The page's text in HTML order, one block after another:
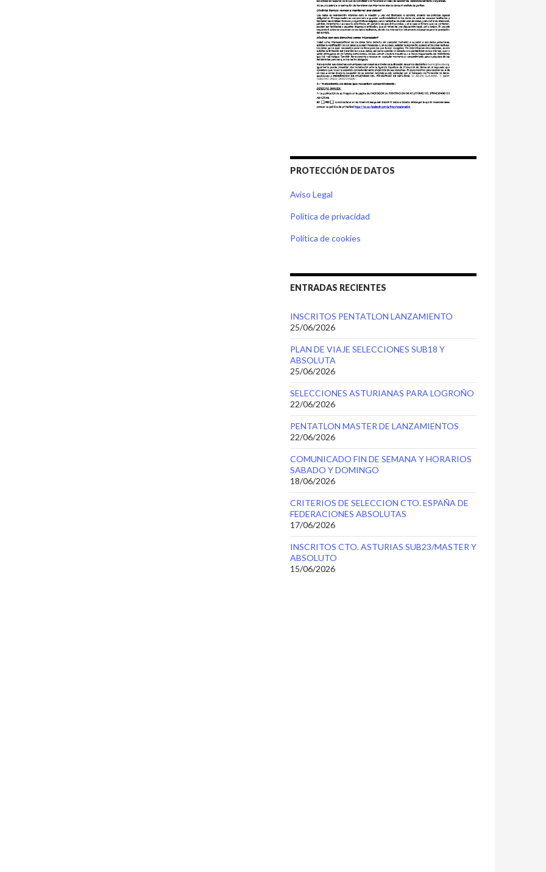
PROTECCIÓN DE DATOS
Aviso Legal
Política de privacidad
Política de cookies
ENTRADAS RECIENTES
INSCRITOS PENTATLON LANZAMIENTO
25/06/2026
PLAN DE VIAJE SELECCIONES SUB18 Y
ABSOLUTA
25/06/2026
SELECCIONES ASTURIANAS PARA LOGROÑO
22/06/2026
PENTATLON MASTER DE LANZAMIENTOS
22/06/2026
COMUNICADO FIN DE SEMANA Y HORARIOS
SABADO Y DOMINGO
18/06/2026
CRITERIOS DE SELECCION CTO. ESPAÑA DE
FEDERACIONES ABSOLUTAS
17/06/2026
INSCRITOS CTO. ASTURIAS SUB23/MASTER Y
ABSOLUTO
15/06/2026